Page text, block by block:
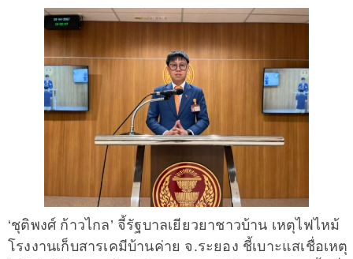
‘ชุติพงศ์ ก้าวไกล’ จี้รัฐบาลเยียวยาชาวบ้าน เหตุไฟไหม้
โรงงานเก็บสารเคมีบ้านค่าย จ.ระยอง ชี้เบาะแสเชื่อเหตุ